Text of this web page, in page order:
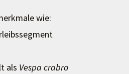
wie:
als Vespa crabro